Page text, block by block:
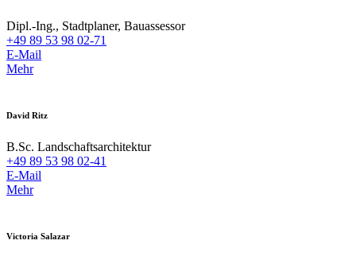
Dipl.-Ing., Stadtplaner, Bauassessor
+49 89 53 98 02-71
E-Mail
Mehr
David Ritz
B.Sc. Landschaftsarchitektur
+49 89 53 98 02-41
E-Mail
Mehr
Victoria Salazar